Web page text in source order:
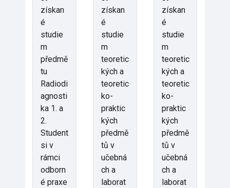
získan
é
studie
m
předmě
tu
Radiodi
agnosti
ka 1. a
2.
Student
si v
rámci
odborn
é praxe
získan
é
studie
m
teoretic
kých a
teoretic
ko-
praktic
kých
předmě
tů v
učebná
ch a
laborat
získan
é
studie
m
teoretic
kých a
teoretic
ko-
praktic
kých
předmě
tů v
učebná
ch a
laborat